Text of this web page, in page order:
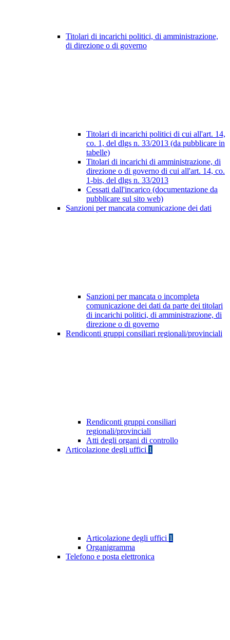
Titolari di incarichi politici, di amministrazione,
di direzione o di governo
Titolari di incarichi politici di cui all'art. 14,
co. 1, del dlgs n. 33/2013 (da pubblicare in
tabelle)
Titolari di incarichi di amministrazione, di
direzione o di governo di cui all'art. 14, co.
1-bis, del dlgs n. 33/2013
Cessati dall'incarico (documentazione da
pubblicare sul sito web)
Sanzioni per mancata comunicazione dei dati
Sanzioni per mancata o incompleta
comunicazione dei dati da parte dei titolari
di incarichi politici, di amministrazione, di
direzione o di governo
Rendiconti gruppi consiliari regionali/provinciali
Rendiconti gruppi consiliari
regionali/provinciali
Atti degli organi di controllo
Articolazione degli uffici 1
Articolazione degli uffici 1
Organigramma
Telefono e posta elettronica